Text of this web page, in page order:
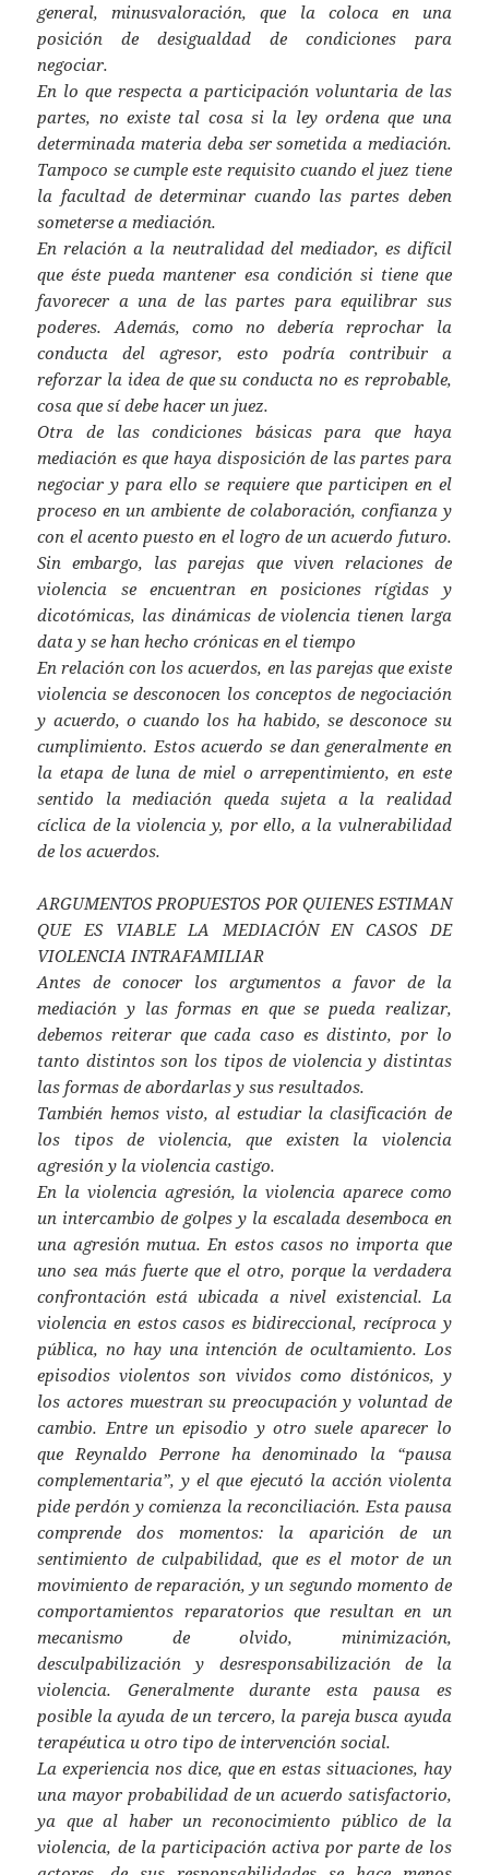
general, minusvaloración, que la coloca en una
posición de desigualdad de condiciones para
negociar.
En lo que respecta a participación voluntaria de las
partes, no existe tal cosa si la ley ordena que una
determinada materia deba ser sometida a mediación.
Tampoco se cumple este requisito cuando el juez tiene
la facultad de determinar cuando las partes deben
someterse a mediación.
En relación a la neutralidad del mediador, es difícil
que éste pueda mantener esa condición si tiene que
favorecer a una de las partes para equilibrar sus
poderes. Además, como no debería reprochar la
conducta del agresor, esto podría contribuir a
reforzar la idea de que su conducta no es reprobable,
cosa que sí debe hacer un juez.
Otra de las condiciones básicas para que haya
mediación es que haya disposición de las partes para
negociar y para ello se requiere que participen en el
proceso en un ambiente de colaboración, confianza y
con el acento puesto en el logro de un acuerdo futuro.
Sin embargo, las parejas que viven relaciones de
violencia se encuentran en posiciones rígidas y
dicotómicas, las dinámicas de violencia tienen larga
data y se han hecho crónicas en el tiempo
En relación con los acuerdos, en las parejas que existe
violencia se desconocen los conceptos de negociación
y acuerdo, o cuando los ha habido, se desconoce su
cumplimiento. Estos acuerdo se dan generalmente en
la etapa de luna de miel o arrepentimiento, en este
sentido la mediación queda sujeta a la realidad
cíclica de la violencia y, por ello, a la vulnerabilidad
de los acuerdos.
ARGUMENTOS PROPUESTOS POR QUIENES ESTIMAN
QUE ES VIABLE LA MEDIACIÓN EN CASOS DE
VIOLENCIA INTRAFAMILIAR
Antes de conocer los argumentos a favor de la
mediación y las formas en que se pueda realizar,
debemos reiterar que cada caso es distinto, por lo
tanto distintos son los tipos de violencia y distintas
las formas de abordarlas y sus resultados.
También hemos visto, al estudiar la clasificación de
los tipos de violencia, que existen la violencia
agresión y la violencia castigo.
En la violencia agresión, la violencia aparece como
un intercambio de golpes y la escalada desemboca en
una agresión mutua. En estos casos no importa que
uno sea más fuerte que el otro, porque la verdadera
confrontación está ubicada a nivel existencial. La
violencia en estos casos es bidireccional, recíproca y
pública, no hay una intención de ocultamiento. Los
episodios violentos son vividos como distónicos, y
los actores muestran su preocupación y voluntad de
cambio. Entre un episodio y otro suele aparecer lo
que Reynaldo Perrone ha denominado la “pausa
complementaria”, y el que ejecutó la acción violenta
pide perdón y comienza la reconciliación. Esta pausa
comprende dos momentos: la aparición de un
sentimiento de culpabilidad, que es el motor de un
movimiento de reparación, y un segundo momento de
comportamientos reparatorios que resultan en un
mecanismo de olvido, minimización,
desculpabilización y desresponsabilización de la
violencia. Generalmente durante esta pausa es
posible la ayuda de un tercero, la pareja busca ayuda
terapéutica u otro tipo de intervención social.
La experiencia nos dice, que en estas situaciones, hay
una mayor probabilidad de un acuerdo satisfactorio,
ya que al haber un reconocimiento público de la
violencia, de la participación activa por parte de los